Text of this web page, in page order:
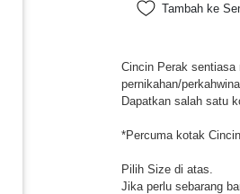
Tambah ke
Cincin Perak
pernikahan/
Dapatkan salah satu
*Percuma kotak
Pilih Size di atas.
Jika perlu sebarang